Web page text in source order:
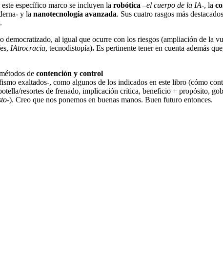
este específico marco se incluyen la robótica –el cuerpo de la IA-, la
y la nanotecnología avanzada. Sus cuatro rasgos más
democratizado, al igual que ocurre con los riesgos (ampliación de la
IAtrocracia, tecnodistopía). Es pertinente tener en cuenta además
de contención y control
exaltados-, como algunos de los indicados en este libro (cómo
resortes de frenado, implicación crítica, beneficio + propósito,
-). Creo que nos ponemos en buenas manos. Buen futuro entonces.